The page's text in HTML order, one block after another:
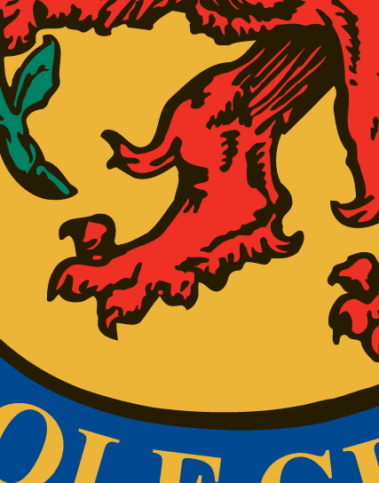
på Stenhøjvej 57
vi anbefaler blot praktisk tøj og motionssko.
, prisen inkluderer
opkræves
68 88 80 eller kontant i klubhuset.
inden
eller telefon 7592 3033.